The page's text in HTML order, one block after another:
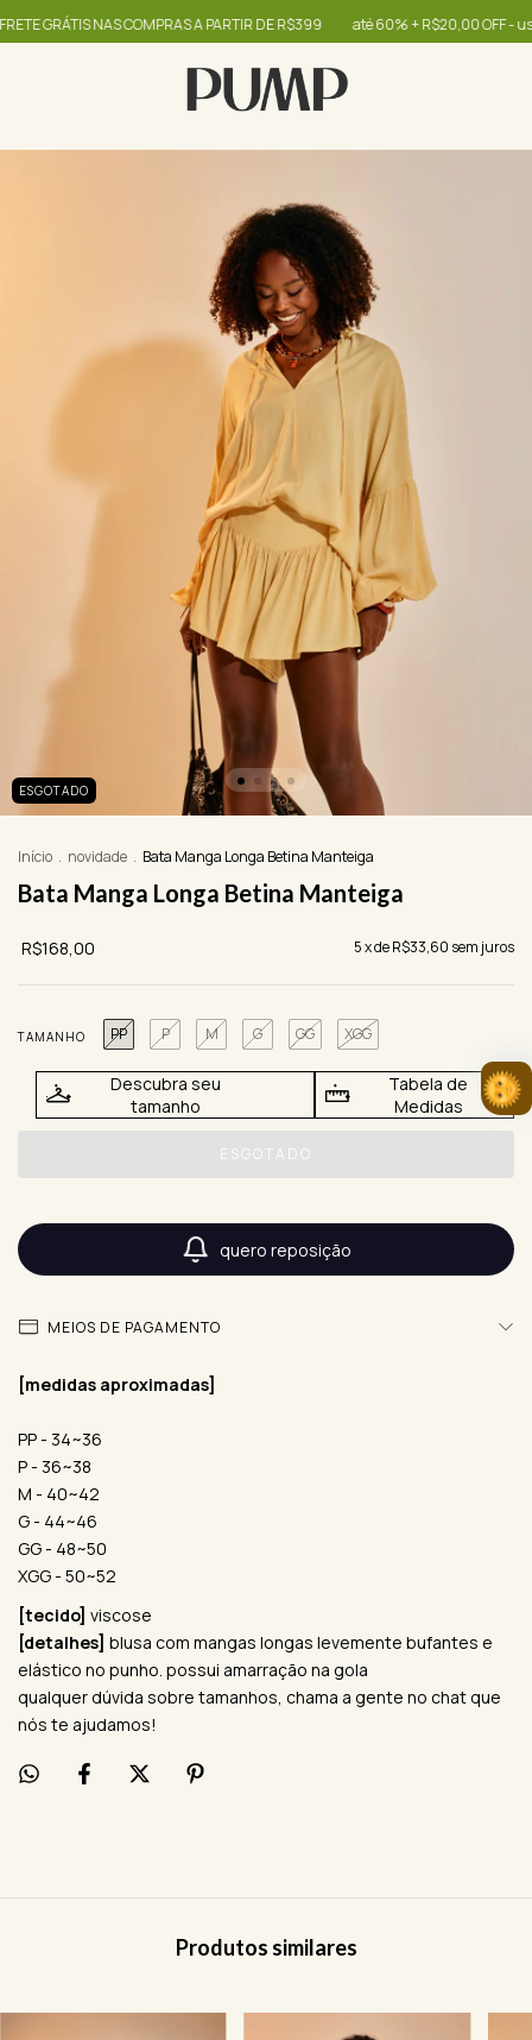
GRÁTIS NAS COMPRAS A PARTIR DE R$399 até 60% + R$20,00 OFF - use o
ESGOTADO
Início . novidade . Bata Manga Longa Betina Manteiga
Bata Manga Longa Betina Manteiga
R$168,00 5x deR$33,60 sem juros
TAMANHO PP P M G GG XGG
Descubra seu
tamanho
Tabela de
Medidas
quero reposição
MEIOS DE PAGAMENTO
[medidas aproximadas]
PP - 34~36
P - 36~38
M - 40~42
G - 44~46
GG - 48~50
XGG - 50~52
[tecido] viscose
[detalhes] blusa com mangas longas levemente bufantes e
elástico no punho. possui amarração na gola
qualquer dúvida sobre tamanhos, chama a gente no chat que
nós te ajudamos!
Produtos similares